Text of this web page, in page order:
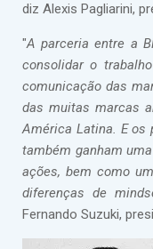
diz Alexis Pagliarini,
"A parceria entre a
consolidar o
comunicação das
das muitas marcas
América Latina. E os
também ganham
ações, bem como
diferenças de
Fernando Suzuki,